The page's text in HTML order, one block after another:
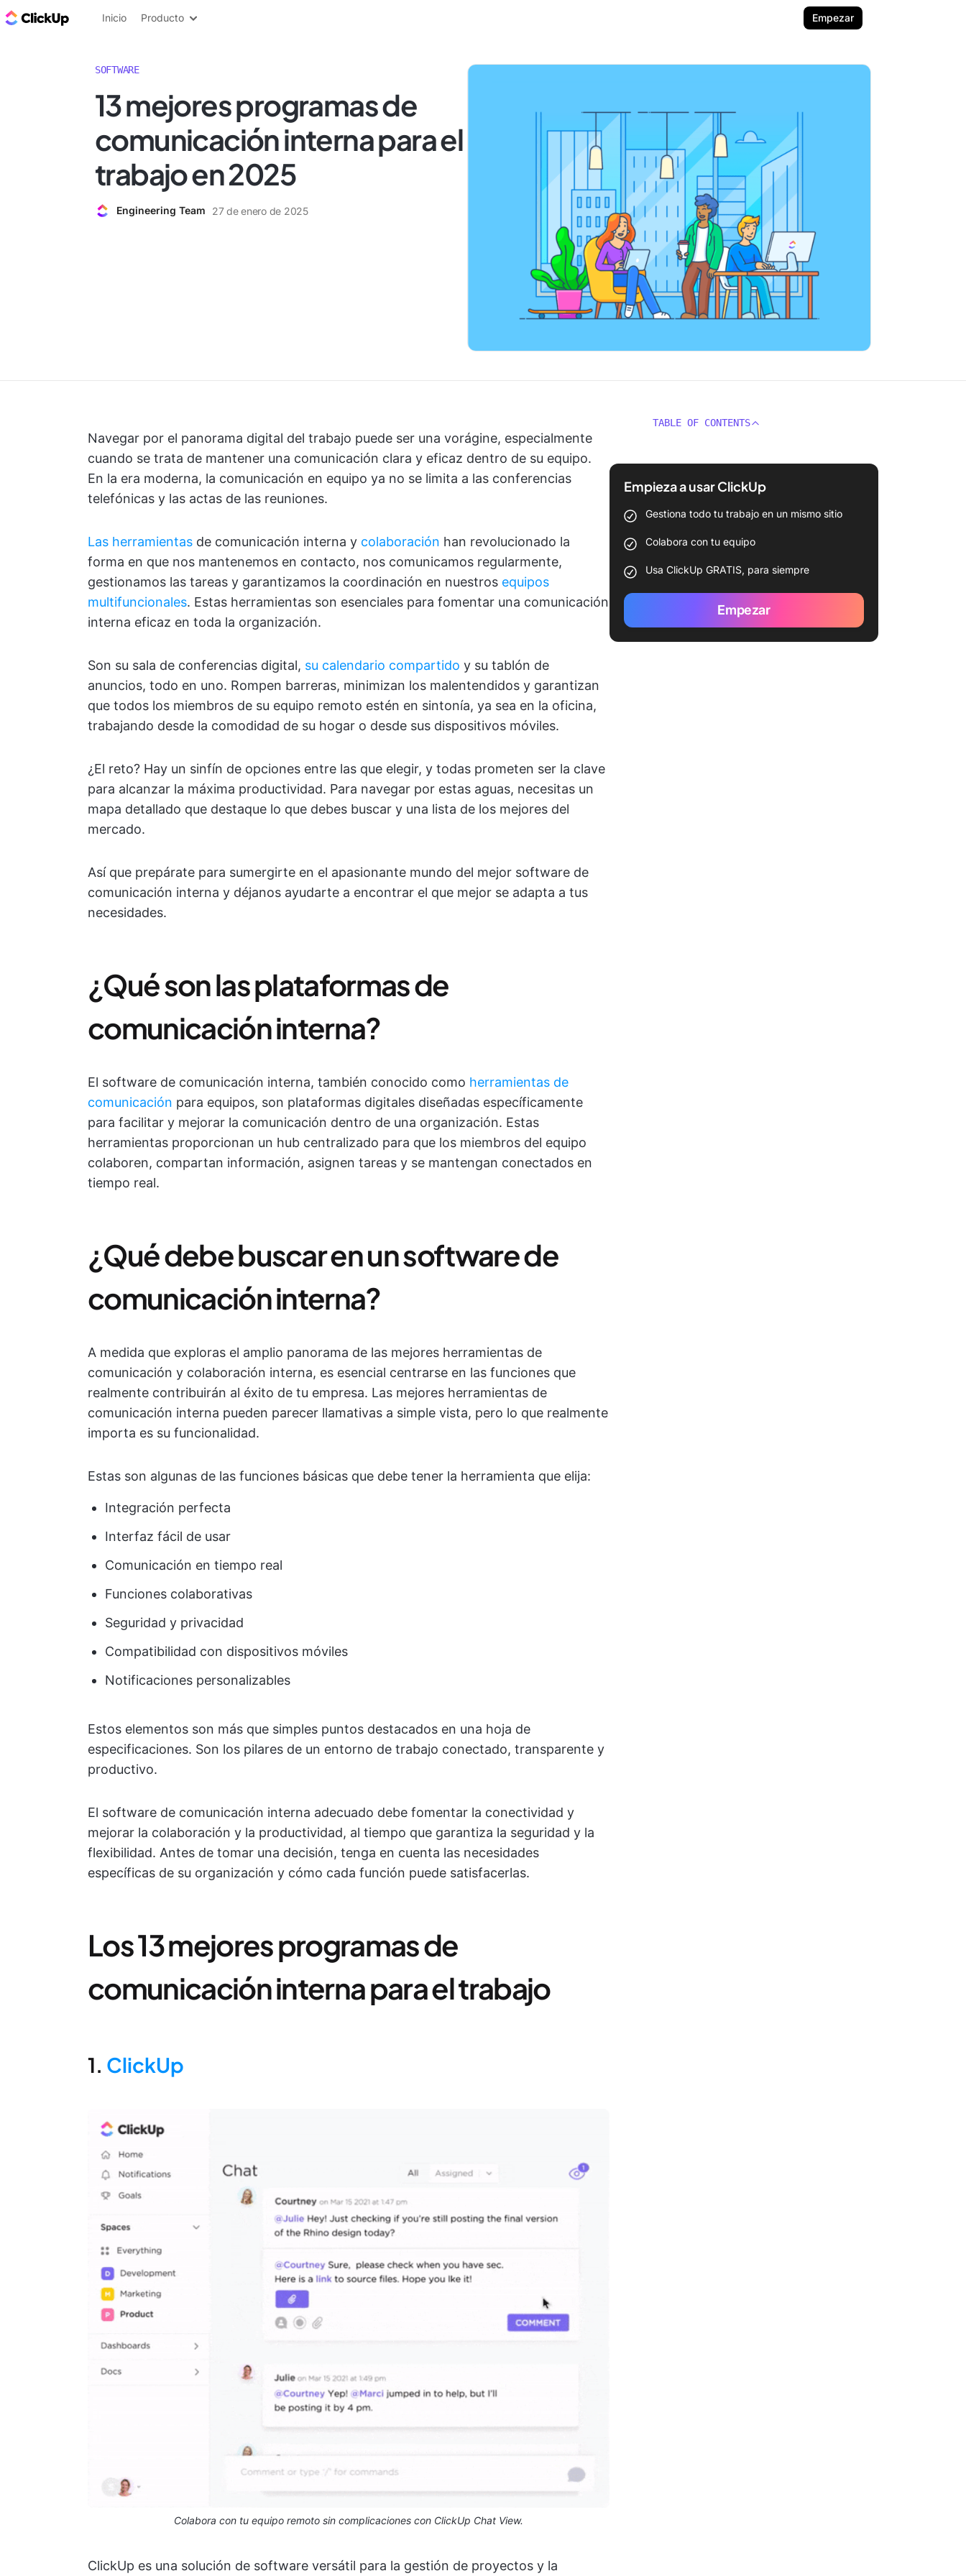
ClickUp Blog
Inicio Producto Empezar
SOFTWARE
13 mejores programas de
comunicación interna para el
trabajo en 2025
Engineering Team 27 de enero de 2025
Navegar por el panorama digital del trabajo puede ser una vorágine, especialmente
cuando se trata de mantener una comunicación clara y eficaz dentro de su equipo.
En la era moderna, la comunicación en equipo ya no se limita a las conferencias
telefónicas y las actas de las reuniones.
Las herramientas de comunicación interna y colaboración han revolucionado la
forma en que nos mantenemos en contacto, nos comunicamos regularmente,
gestionamos las tareas y garantizamos la coordinación en nuestros equipos
multifuncionales. Estas herramientas son esenciales para fomentar una comunicación
interna eficaz en toda la organización.
Son su sala de conferencias digital, su calendario compartido y su tablón de
anuncios, todo en uno. Rompen barreras, minimizan los malentendidos y garantizan
que todos los miembros de su equipo remoto estén en sintonía, ya sea en la oficina,
trabajando desde la comodidad de su hogar o desde sus dispositivos móviles.
¿El reto? Hay un sinfín de opciones entre las que elegir, y todas prometen ser la clave
para alcanzar la máxima productividad. Para navegar por estas aguas, necesitas un
mapa detallado que destaque lo que debes buscar y una lista de los mejores del
mercado.
Así que prepárate para sumergirte en el apasionante mundo del mejor software de
comunicación interna y déjanos ayudarte a encontrar el que mejor se adapta a tus
necesidades.
¿Qué son las plataformas de
comunicación interna?
El software de comunicación interna, también conocido como herramientas de
comunicación para equipos, son plataformas digitales diseñadas específicamente
para facilitar y mejorar la comunicación dentro de una organización. Estas
herramientas proporcionan un hub centralizado para que los miembros del equipo
colaboren, compartan información, asignen tareas y se mantengan conectados en
tiempo real.
¿Qué debe buscar en un software de
comunicación interna?
A medida que exploras el amplio panorama de las mejores herramientas de
comunicación y colaboración interna, es esencial centrarse en las funciones que
realmente contribuirán al éxito de tu empresa. Las mejores herramientas de
comunicación interna pueden parecer llamativas a simple vista, pero lo que realmente
importa es su funcionalidad.
Estas son algunas de las funciones básicas que debe tener la herramienta que elija:
Integración perfecta
Interfaz fácil de usar
Comunicación en tiempo real
Funciones colaborativas
Seguridad y privacidad
Compatibilidad con dispositivos móviles
Notificaciones personalizables
Estos elementos son más que simples puntos destacados en una hoja de
especificaciones. Son los pilares de un entorno de trabajo conectado, transparente y
productivo.
El software de comunicación interna adecuado debe fomentar la conectividad y
mejorar la colaboración y la productividad, al tiempo que garantiza la seguridad y la
flexibilidad. Antes de tomar una decisión, tenga en cuenta las necesidades
específicas de su organización y cómo cada función puede satisfacerlas.
Los 13 mejores programas de
comunicación interna para el trabajo
1. ClickUp
Colabora con tu equipo remoto sin complicaciones con ClickUp Chat View.
ClickUp es una solución de software versátil para la gestión de proyectos y la
TABLE OF CONTENTS
Empieza a usar ClickUp
Gestiona todo tu trabajo en un mismo sitio
Colabora con tu equipo
Usa ClickUp GRATIS, para siempre
Empezar